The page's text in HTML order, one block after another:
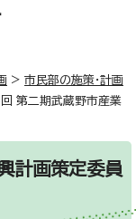
> 市民部の施策・計画
第二期武蔵野市産業
計画策定委員